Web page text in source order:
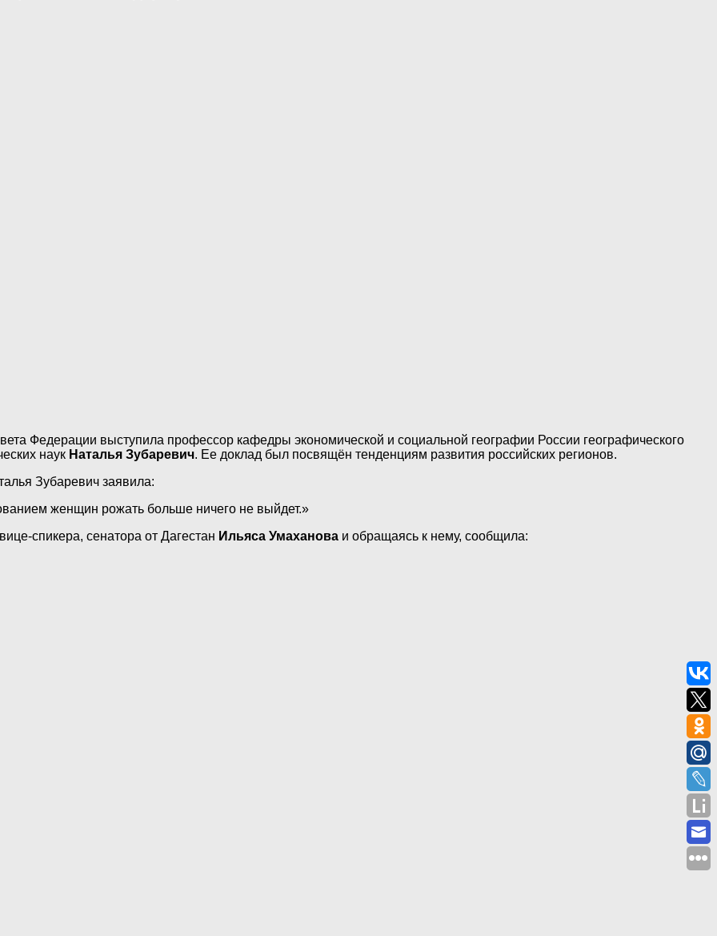
Федерации выступила профессор кафедры экономической и социальной географии России географического
наук Наталья Зубаревич. Ее доклад был посвящён тенденциям развития российских регионов.
Зубаревич заявила:
женщин рожать больше ничего не выйдет.»
спикера, сенатора от Дагестан Ильяса Умаханова и обращаясь к нему, сообщила: